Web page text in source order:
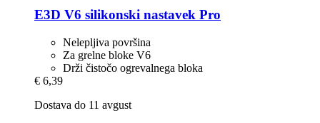
E3D V6 silikonski nastavek Pro
Nelepljiva površina
Za grelne bloke V6
Drži čistočo ogrevalnega bloka
€ 6,39
Dostava do 11 avgust